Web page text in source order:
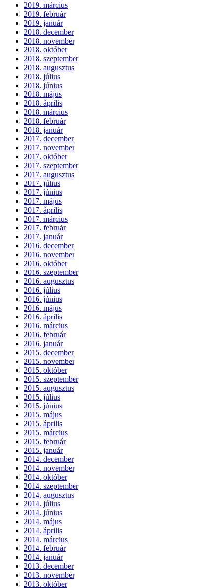
2019. március
2019. február
2019. január
2018. december
2018. november
2018. október
2018. szeptember
2018. augusztus
2018. július
2018. június
2018. május
2018. április
2018. március
2018. február
2018. január
2017. december
2017. november
2017. október
2017. szeptember
2017. augusztus
2017. július
2017. június
2017. május
2017. április
2017. március
2017. február
2017. január
2016. december
2016. november
2016. október
2016. szeptember
2016. augusztus
2016. július
2016. június
2016. május
2016. április
2016. március
2016. február
2016. január
2015. december
2015. november
2015. október
2015. szeptember
2015. augusztus
2015. július
2015. június
2015. május
2015. április
2015. március
2015. február
2015. január
2014. december
2014. november
2014. október
2014. szeptember
2014. augusztus
2014. július
2014. június
2014. május
2014. április
2014. március
2014. február
2014. január
2013. december
2013. november
2013. október